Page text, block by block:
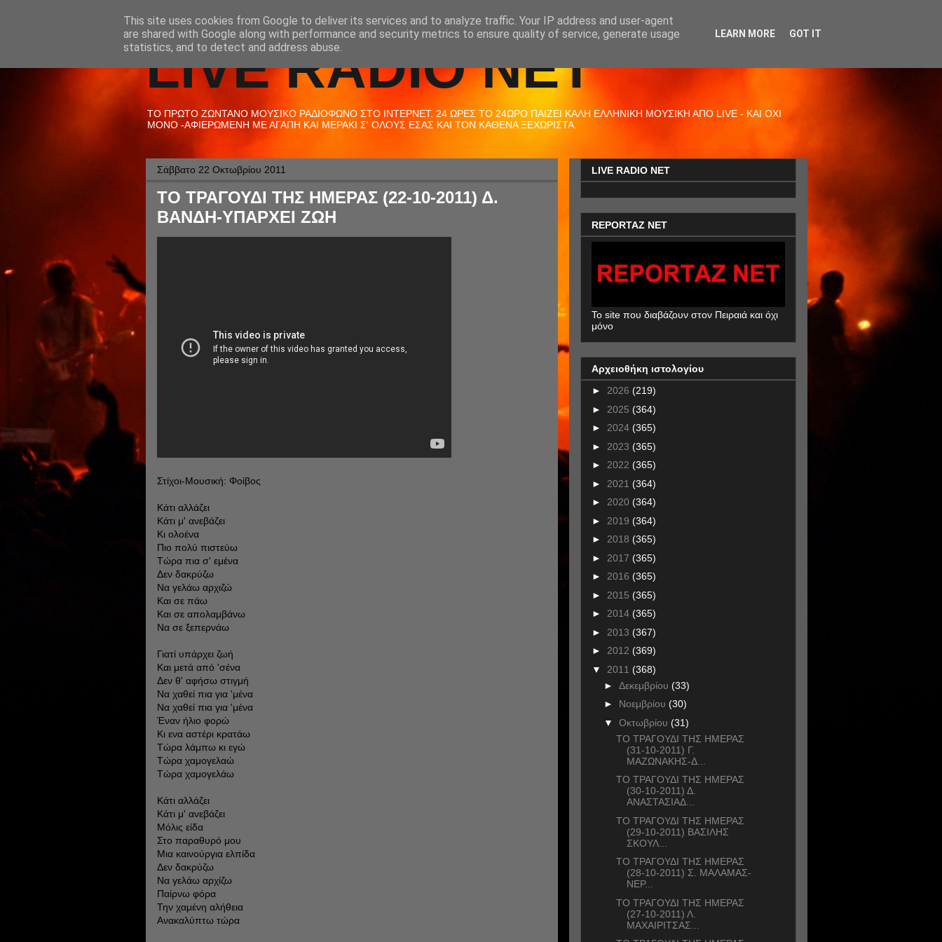
LIVE RADIO NET
ΤΟ ΠΡΩΤΟ ΖΩΝΤΑΝΟ ΜΟΥΣΙΚΟ ΡΑΔΙΟΦΩΝΟ ΣΤΟ ΙΝΤΕΡΝΕΤ. 24 ΩΡΕΣ ΤΟ 24ΩΡΟ ΠΑΙΖΕΙ ΚΑΛΗ ΕΛΛΗΝΙΚΗ ΜΟΥΣΙΚΗ ΑΠΟ LIVE - ΚΑΙ ΟΧΙ
ΜΟΝΟ -ΑΦΙΕΡΩΜΕΝΗ ΜΕ ΑΓΑΠΗ ΚΑΙ ΜΕΡΑΚΙ Σ' ΟΛΟΥΣ ΕΣΑΣ ΚΑΙ ΤΟΝ ΚΑΘΕΝΑ ΞΕΧΩΡΙΣΤΑ.
Σάββατο 22 Οκτωβρίου 2011
ΤΟ ΤΡΑΓΟΥΔΙ ΤΗΣ ΗΜΕΡΑΣ (22-10-2011) Δ.
ΒΑΝΔΗ-ΥΠΑΡΧΕΙ ΖΩΗ
Στίχοι-Μουσική: Φοίβος
Κάτι αλλάζει
Κάτι μ' ανεβάζει
Κι ολοένα
Πιο πολύ πιστεύω
Τώρα πια σ' εμένα
Δεν δακρύζω
Να γελάω αρχιζώ
Και σε πάω
Και σε απολαμβάνω
Να σε ξεπερνάω
Γιατί υπάρχει ζωή
Και μετά από 'σένα
Δεν θ' αφήσω στιγμή
Να χαθεί πια για 'μένα
Να χαθεί πια για 'μένα
Έναν ήλιο φορώ
Κι ενα αστέρι κρατάω
Τώρα λάμπω κι εγώ
Τώρα χαμογελαώ
Τώρα χαμογελάω
Κάτι αλλάζει
Κάτι μ' ανεβάζει
Μόλις είδα
Στο παραθυρό μου
Μια καινούργια ελπίδα
Δεν δακρύζω
Να γελάω αρχίζω
Παίρνω φόρα
Την χαμένη αλήθεια
Ανακαλύπτω τώρα
LIVE RADIO NET
REPORTAZ NET
To site που διαβάζουν στον Πειραιά και όχι
μόνο
Αρχειοθήκη ιστολογίου
► 2026 (219)
► 2025 (364)
► 2024 (365)
► 2023 (365)
► 2022 (365)
► 2021 (364)
► 2020 (364)
► 2019 (364)
► 2018 (365)
► 2017 (365)
► 2016 (365)
► 2015 (365)
► 2014 (365)
► 2013 (367)
► 2012 (369)
▼ 2011 (368)
► Δεκεμβρίου (33)
► Νοεμβρίου (30)
▼ Οκτωβρίου (31)
ΤΟ ΤΡΑΓΟΥΔΙ ΤΗΣ ΗΜΕΡΑΣ
(31-10-2011) Γ.
ΜΑΖΩΝΑΚΗΣ-Δ...
ΤΟ ΤΡΑΓΟΥΔΙ ΤΗΣ ΗΜΕΡΑΣ
(30-10-2011) Δ.
ΑΝΑΣΤΑΣΙΑΔ...
ΤΟ ΤΡΑΓΟΥΔΙ ΤΗΣ ΗΜΕΡΑΣ
(29-10-2011) ΒΑΣΙΛΗΣ
ΣΚΟΥΛ...
ΤΟ ΤΡΑΓΟΥΔΙ ΤΗΣ ΗΜΕΡΑΣ
(28-10-2011) Σ. ΜΑΛΑΜΑΣ-
ΝΕΡ...
ΤΟ ΤΡΑΓΟΥΔΙ ΤΗΣ ΗΜΕΡΑΣ
(27-10-2011) Λ.
ΜΑΧΑΙΡΙΤΣΑΣ...
This site uses cookies from Google to deliver its services and to analyze traffic. Your IP address and user-agent
are shared with Google along with performance and security metrics to ensure quality of service, generate usage
statistics, and to detect and address abuse.
LEARN MORE GOT IT